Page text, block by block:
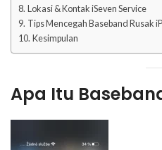
Lokasi & Kontak iSeven Service
Tips Mencegah Baseband Rusak
Kesimpulan
Apa Itu